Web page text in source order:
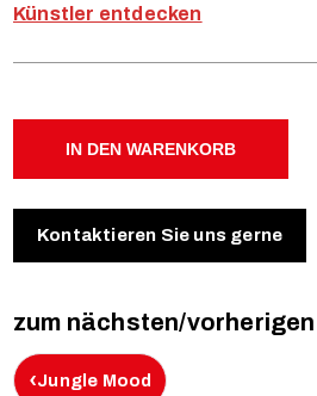
Künstler entdecken
IN DEN WARENKORB
Kontaktieren Sie uns gerne
zum nächsten/
‹Jungle Mood